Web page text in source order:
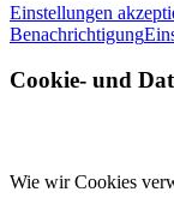
Einstellungen
Benachrichtigung
Cookie- und
Wie wir Cookies